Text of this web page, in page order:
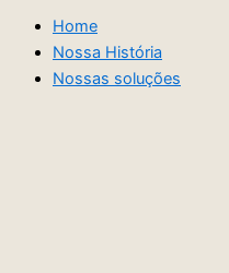
Home
Nossa História
Nossas soluções